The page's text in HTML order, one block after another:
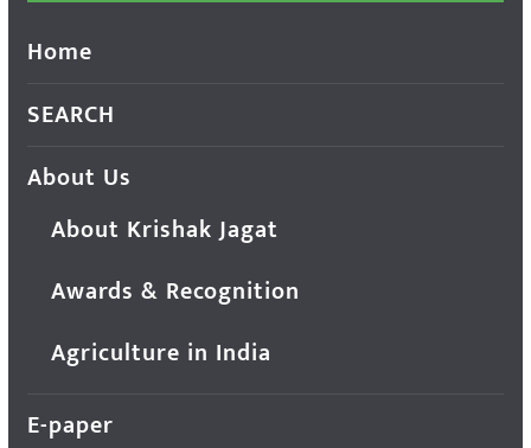
Home
SEARCH
About Us
About Krishak Jagat
Awards & Recognition
Agriculture in India
E-paper